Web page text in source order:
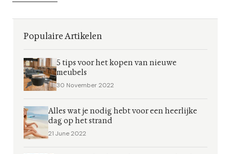
Populaire Artikelen
5 tips voor het kopen van nieuwe
meubels
30 November 2022
Alles wat je nodig hebt voor een heerlijke
dag op het strand
21 June 2022